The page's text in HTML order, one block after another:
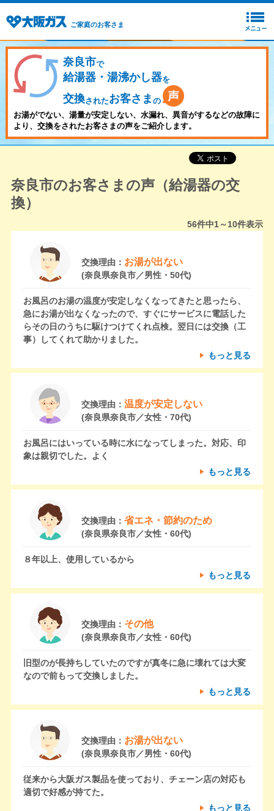
ご家庭のお客さま
奈良市で
給湯器・湯沸かし器を
交換されたお客さま の
お湯がでない、湯量が安定しない、水漏れ、異音がするなどの故障に
より、交換をされたお客さまの声をご紹介します。
奈良市のお客さまの声（給湯器の交
換）
56件中1～10件表示
交換理由： お湯が出ない
(奈良県奈良市／男性・50代)
お風呂のお湯の温度が安定しなくなってきたと思ったら、
急にお湯が出なくなったので、すぐにサービスに電話した
らその日のうちに駆けつけてくれ点検。翌日には交換（工
事）してくれて助かりました。
もっと見る
交換理由： 温度が安定しない
(奈良県奈良市／女性・70代)
お風呂にはいっている時に水になってしまった。対応、印
象は親切でした。よく
もっと見る
交換理由： 省エネ・節約のため
(奈良県奈良市／女性・60代)
８年以上、使用しているから
もっと見る
交換理由： その他
(奈良県奈良市／女性・60代)
旧型のが長持ちしていたのですが真冬に急に壊れては大変
なので前もって交換しました。
もっと見る
交換理由： お湯が出ない
(奈良県奈良市／男性・60代)
従来から大阪ガス製品を使っており、チェーン店の対応も
適切で好感が持てた。
もっと見る